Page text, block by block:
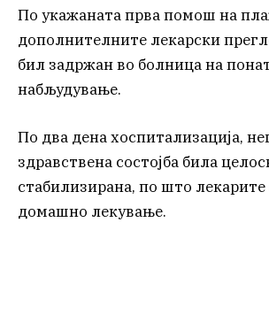
По укажаната прва помош на
дополнителните лекарски
бил задржан во болница на
набљудување.
По два дена хоспитализација,
здравствена состојба била
стабилизирана, по што
домашно лекување.